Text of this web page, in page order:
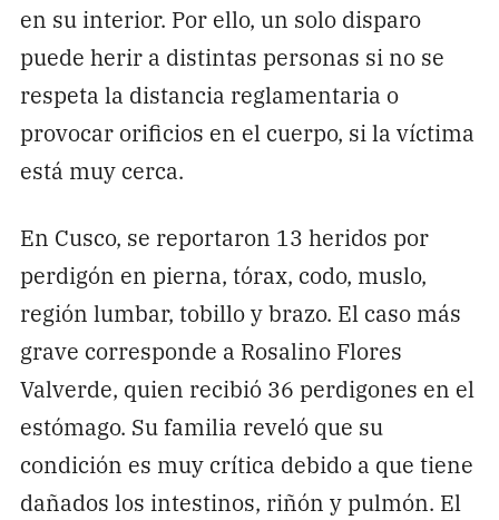
en su interior. Por ello, un solo disparo
puede herir a distintas personas si no se
respeta la distancia reglamentaria o
provocar orificios en el cuerpo, si la víctima
está muy cerca.
En Cusco, se reportaron 13 heridos por
perdigón en pierna, tórax, codo, muslo,
región lumbar, tobillo y brazo. El caso más
grave corresponde a Rosalino Flores
Valverde, quien recibió 36 perdigones en el
estómago. Su familia reveló que su
condición es muy crítica debido a que tiene
dañados los intestinos, riñón y pulmón. El